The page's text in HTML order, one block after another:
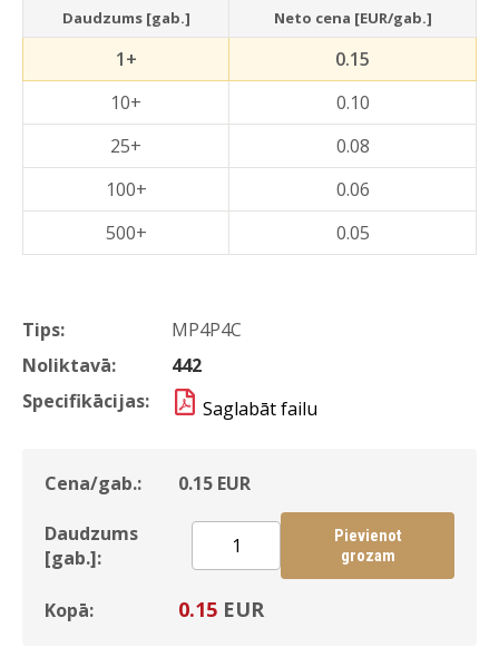
Tips:
MP4P4C
Noliktavā:
442
Specifikācijas:
Saglabāt failu
Cena/gab.: 0.15 EUR
Daudzums
[gab.]:
Pievienot
grozam
Kopā: 0.15 EUR
Daudzums [gab.] Neto cena [EUR/gab.]
1+
0.15
10+
0.10
25+
0.08
100+
0.06
500+
0.05